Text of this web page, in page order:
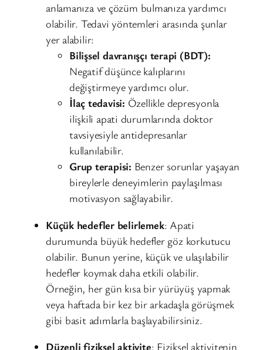
anlamanıza ve çözüm bulmanıza yardımcı
olabilir. Tedavi yöntemleri arasında şunlar
yer alabilir:
Bilişsel davranışçı terapi (BDT):
Negatif düşünce kalıplarını
değiştirmeye yardımcı olur.
İlaç tedavisi: Özellikle depresyonla
ilişkili apati durumlarında doktor
tavsiyesiyle antidepresanlar
kullanılabilir.
Grup terapisi: Benzer sorunlar yaşayan
bireylerle deneyimlerin paylaşılması
motivasyon sağlayabilir.
Küçük hedefler belirlemek: Apati
durumunda büyük hedefler göz korkutucu
olabilir. Bunun yerine, küçük ve ulaşılabilir
hedefler koymak daha etkili olabilir.
Örneğin, her gün kısa bir yürüyüş yapmak
veya haftada bir kez bir arkadaşla görüşmek
gibi basit adımlarla başlayabilirsiniz.
Düzenli fiziksel aktivite: Fiziksel aktivitenin